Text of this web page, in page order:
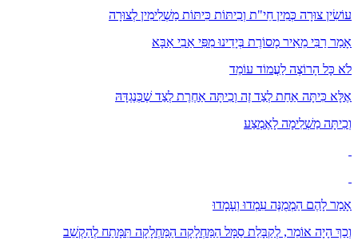
עוֹשִׂין צוּרָה כְּמִין חֵי"ת וְכִיתּוֹת כִּיתּוֹת מַשְׁלִימִין לְצוּרָה
אָמַר רַבִּי מֵאִיר מָסוֹרֶת בְּיָדֵינוּ מִפִּי אַבִי אַבָּא
לֹא כָּל הָרוֹצֶה לַעֲמוֹד עוֹמֵד
אֶלָּא כִּיתָּה אַחַת לְצַד זֶה וְכִיתָּה אַחֶרֶת לְצַד שֶׁכְּנֶגְדָּהּ
וְכִיתָּה מַשְׁלִימָה לָאֶמְצַע
אָמַר לָהֶם הַמְמֻנֶּה עִמְדוּ וְעָמָדוּ
וְכַךְ הָיָה אוֹמֵר, לְקַבָּלַת סַמָּל הַמַּחְלָקָה הַמַּחְלָקָה תִּמָּתַח לְהַקְשֵׁב